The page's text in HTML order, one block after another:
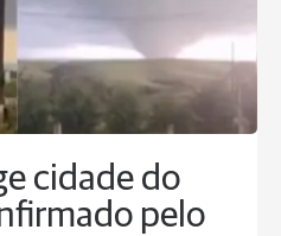
cidade do
pelo